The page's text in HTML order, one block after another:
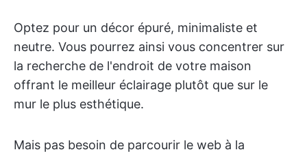
Optez pour un décor épuré, minimaliste et
neutre. Vous pourrez ainsi vous concentrer sur
la recherche de l'endroit de votre maison
offrant le meilleur éclairage plutôt que sur le
mur le plus esthétique.
Mais pas besoin de parcourir le web à la